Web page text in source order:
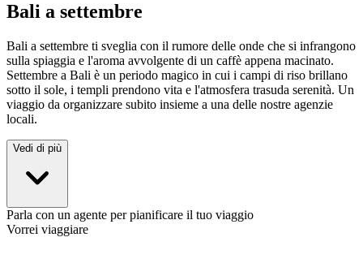
Bali a settembre
Bali a settembre ti sveglia con il rumore delle onde che si infrangono
sulla spiaggia e l'aroma avvolgente di un caffè appena macinato.
Settembre a Bali è un periodo magico in cui i campi di riso brillano
sotto il sole, i templi prendono vita e l'atmosfera trasuda serenità. Un
viaggio da organizzare subito insieme a una delle nostre agenzie
locali.
Vedi di più
Parla con un agente per pianificare il tuo viaggio
Vorrei viaggiare